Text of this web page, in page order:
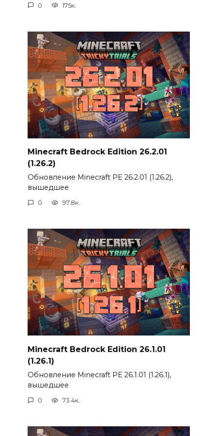
0 175к.
Minecraft Bedrock Edition 26.2.01
(1.26.2)
Обновление Minecraft PE 26.2.01 (1.26.2),
вышедшее
0 97.8к.
Minecraft Bedrock Edition 26.1.01
(1.26.1)
Обновление Minecraft PE 26.1.01 (1.26.1),
вышедшее
0 73.4к.